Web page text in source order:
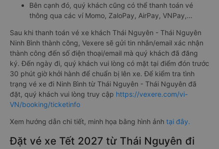
Bên cạnh đó, quý khách cũng có thể thanh toán vé
thông qua các ví Momo, ZaloPay, AirPay, VNPay,…
Sau khi thanh toán vé xe khách Thái Nguyên - Thái Nguyên
Ninh Bình thành công, Vexere sẽ gửi tin nhắn/email xác nhận
thành công đến số điện thoại/email mà quý khách đã đăng
ký. Đến ngày đi, quý khách vui lòng có mặt tại điểm đón trước
30 phút giờ khởi hành để chuẩn bị lên xe. Để kiểm tra tình
trạng vé xe đi Ninh Bình từ Thái Nguyên - Thái Nguyên đã
đặt, quý khách vui lòng truy cập https://vexere.com/vi-
VN/booking/ticketinfo
Xem hướng dẫn chi tiết, minh họa bằng hình ảnh tại đây.
Đặt vé xe Tết 2027 từ Thái Nguyên đi